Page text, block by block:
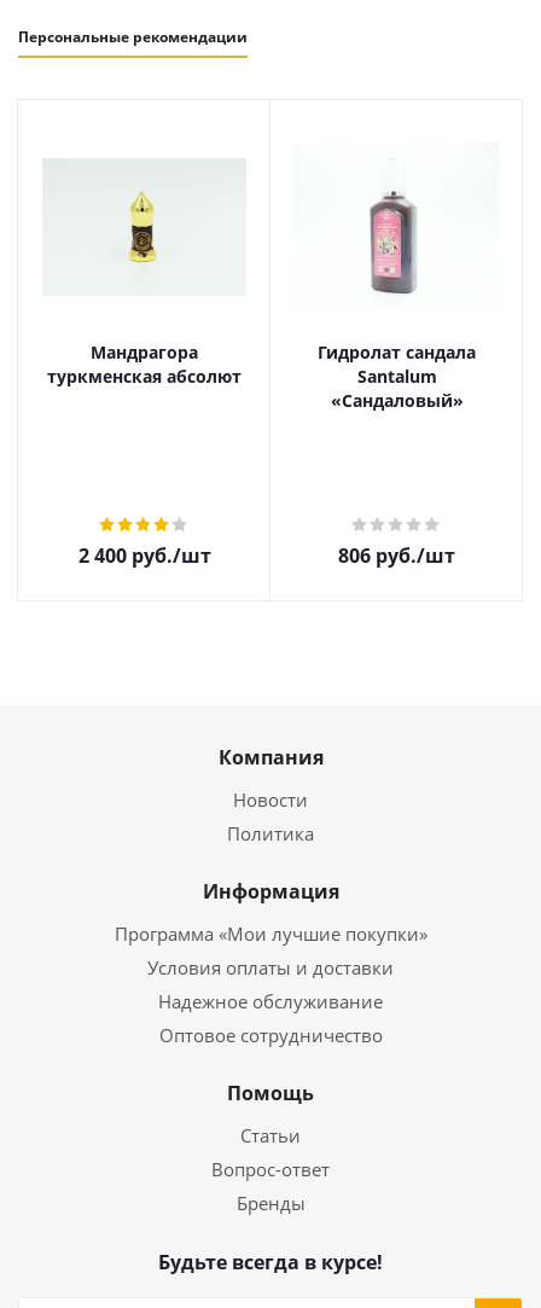
Персональные рекомендации
Мандрагора
туркменская абсолют
2 400руб./шт
Гидролат сандала
Santalum
«Сандаловый»
806 руб./шт
Компания
Новости
Политика
Информация
Программа «Мои лучшие покупки»
Условия оплаты и доставки
Надежное обслуживание
Оптовое сотрудничество
Помощь
Статьи
Вопрос-ответ
Бренды
Будьте всегда в курсе!